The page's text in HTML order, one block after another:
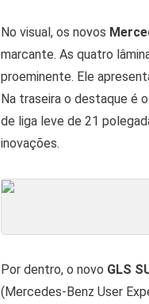
No visual, os novos
marcante. As quatro
proeminente. Ele
Na traseira o destaque é
de liga leve de 21
inovações.
Por dentro, o novo GLS
(Mercedes-Benz User